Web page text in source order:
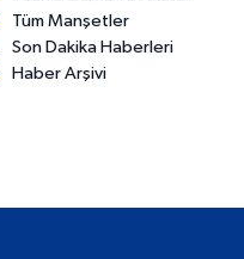
Tüm Manşetler
Son Dakika Haberleri
Haber Arşivi